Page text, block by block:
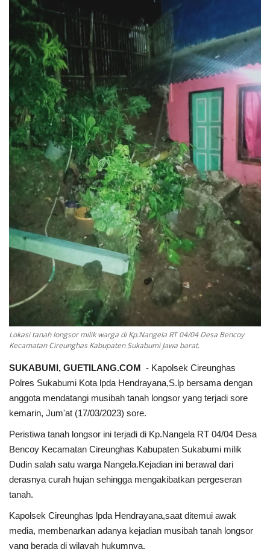
Keamanan
Kejahatan
Cybers Event
UMKM & Ekonomi Kreatif
Pekerja Migran Indonesia
Ekonomi
Pendidikan
Informasi Journalism
Olahraga
Kesehatan
Layanan Publik
Lokasi tanah longsor milik warga di Kp.Nangela RT 04/04 Desa Bencoy
Kecamatan Cireunghas Kabupaten Sukabumi Jawa barat.
SUKABUMI, GUETILANG.COM - Kapolsek Cireunghas
Polres Sukabumi Kota lpda Hendrayana,S.lp bersama dengan
anggota mendatangi musibah tanah longsor yang terjadi sore
kemarin, Jum'at (17/03/2023) sore.
Peristiwa tanah longsor ini terjadi di Kp.Nangela RT 04/04 Desa
Bencoy Kecamatan Cireunghas Kabupaten Sukabumi milik
Dudin salah satu warga Nangela.Kejadian ini berawal dari
derasnya curah hujan sehingga mengakibatkan pergeseran
tanah.
Kapolsek Cireunghas lpda Hendrayana,saat ditemui awak
media, membenarkan adanya kejadian musibah tanah longsor
yang berada di wilayah hukumnya.